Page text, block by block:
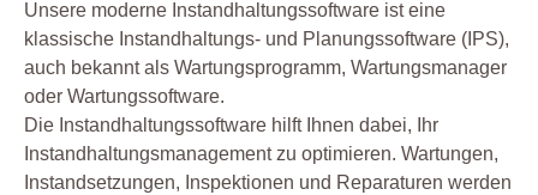
Unsere moderne Instandhaltungssoftware ist eine
klassische Instandhaltungs- und Planungssoftware (IPS),
auch bekannt als Wartungsprogramm, Wartungsmanager
oder Wartungssoftware.
Die Instandhaltungssoftware hilft Ihnen dabei, Ihr
Instandhaltungsmanagement zu optimieren. Wartungen,
Instandsetzungen, Inspektionen und Reparaturen werden